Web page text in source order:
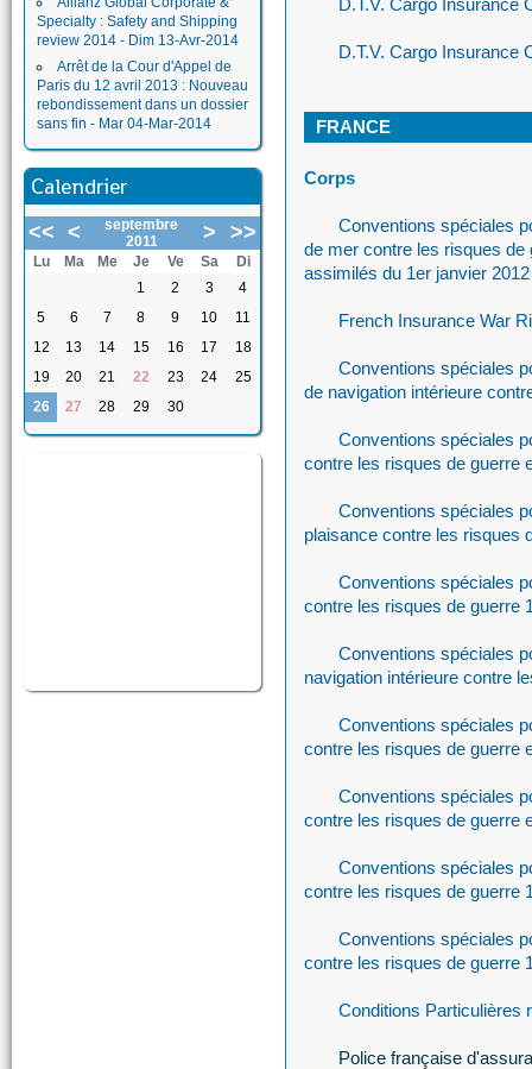
Specialty : Safety and Shipping
review 2014 - Dim 13-Avr-2014
Arrêt de la Cour d'Appel de
Paris du 12 avril 2013 : Nouveau
rebondissement dans un dossier
sans fin - Mar 04-Mar-2014
Calendrier
<< <
septembre
2011
> >>
Lu Ma Me Je Ve Sa
Di
1
2 3
4
5
6 7 8 9 10
11
12
13 14 15 16 17
18
19
20 21 22 23 24
25
26
27 28 29 30
D.T.V. Cargo Insurance
D.T.V. Cargo Insurance
FRANCE
Corps
Conventions spéciales
de mer contre les risques de
assimilés du 1er janvier 2012
French Insurance War
Conventions spéciales
de navigation intérieure
Conventions spéciales
contre les risques de guerre
Conventions spéciales
plaisance contre les risques
Conventions spéciales
contre les risques de guerre
Conventions spéciales
navigation intérieure contre
Conventions spéciales
contre les risques de guerre
Conventions spéciales
contre les risques de guerre
Conventions spéciales
contre les risques de guerre
Conventions spéciales
contre les risques de guerre
Conditions Particulières
Police française